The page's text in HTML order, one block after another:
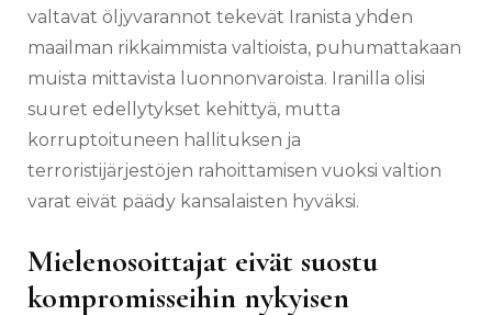
valtavat öljyvarannot tekevät Iranista yhden
maailman rikkaimmista valtioista, puhumattakaan
muista mittavista luonnonvaroista. Iranilla olisi
suuret edellytykset kehittyä, mutta
korruptoituneen hallituksen ja
terroristijärjestöjen rahoittamisen vuoksi valtion
varat eivät päädy kansalaisten hyväksi.
Mielenosoittajat eivät suostu
kompromisseihin nykyisen